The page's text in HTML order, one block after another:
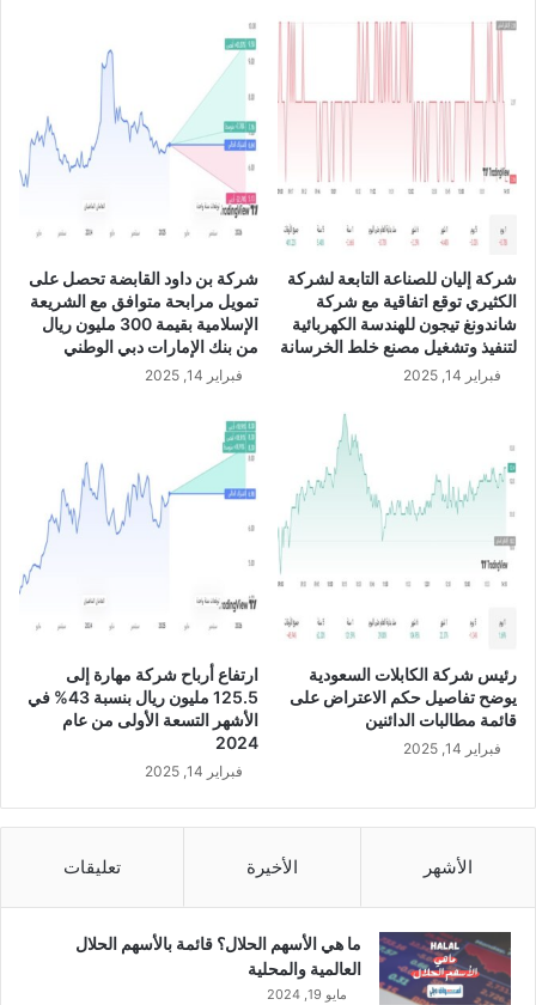
ص
ي
د
ن
ل
ل
م
ز
ا
ت
و
ج
ن
ط
ق
ة
ش
م
شركة إليان للصناعة التابعة لشركة
الكثيري توقع اتفاقية مع شركة
شاندونغ تيجون للهندسة الكهربائية
لتنفيذ وتشغيل مصنع خلط الخرسانة
فبراير 14, 2025
شركة بن داود القابضة تحصل على
تمويل مرابحة متوافق مع الشريعة
الإسلامية بقيمة 300 مليون ريال
من بنك الإمارات دبي الوطني
فبراير 14, 2025
رئيس شركة الكابلات السعودية
يوضح تفاصيل حكم الاعتراض على
قائمة مطالبات الدائنين
فبراير 14, 2025
ارتفاع أرباح شركة مهارة إلى
125.5 مليون ريال بنسبة 43% في
الأشهر التسعة الأولى من عام
2024
فبراير 14, 2025
الأشهر الأخيرة تعليقات
ما هي الأسهم الحلال؟ قائمة بالأسهم الحلال
العالمية والمحلية
مايو 19, 2024